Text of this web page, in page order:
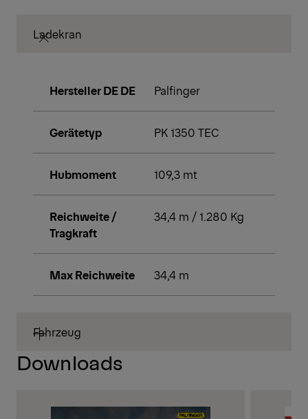
Ladekran
Hersteller DE DE Palfinger
Gerätetyp PK 1350 TEC
Hubmoment 109,3 mt
Reichweite /
Tragkraft
34,4 m / 1.280 Kg
Max Reichweite 34,4 m
Fahrzeug
Downloads